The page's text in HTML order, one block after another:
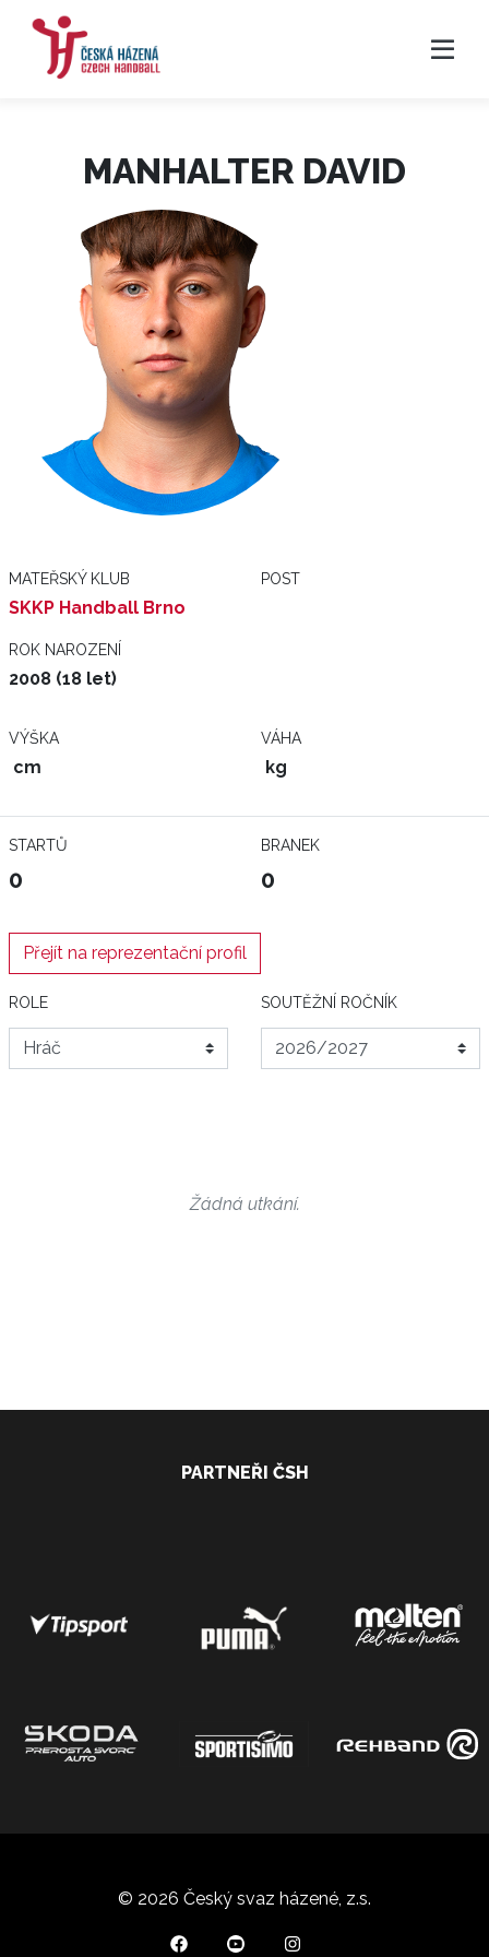
MANHALTER DAVID
MATEŘSKÝ KLUB
SKKP Handball Brno
POST
ROK NAROZENÍ
2008 (18 let)
VÝŠKA
cm
VÁHA
kg
STARTŮ
0
BRANEK
0
Přejít na reprezentační profil
ROLE SOUTĚŽNÍ ROČNÍK
Žádná utkání.
PARTNEŘI ČSH
© 2026 Český svaz házené, z.s.